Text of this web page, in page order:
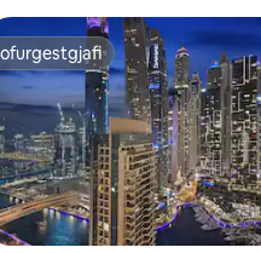
ofurgestgjafi
ofurgestgjafi